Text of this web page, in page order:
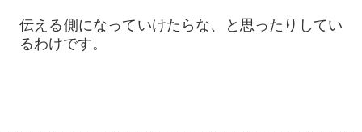
伝える側になっていけたらな、と思ったりしてい
るわけです。